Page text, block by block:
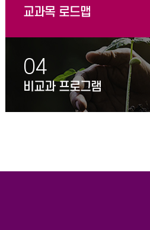
교과목 로드맵
04
비교과 프로그램